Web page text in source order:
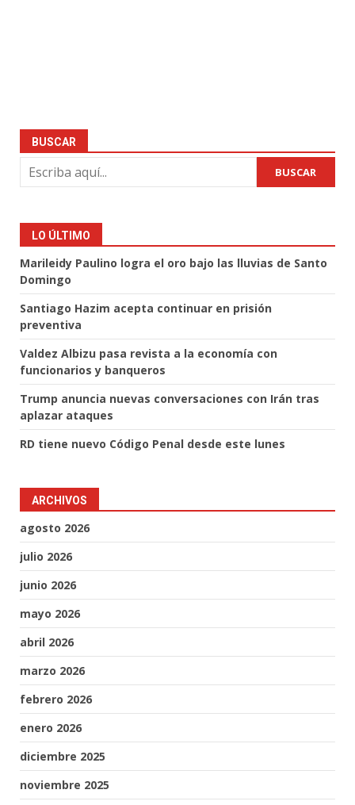
BUSCAR
BUSCAR
LO ÚLTIMO
Marileidy Paulino logra el oro bajo las lluvias de Santo
Domingo
Santiago Hazim acepta continuar en prisión
preventiva
Valdez Albizu pasa revista a la economía con
funcionarios y banqueros
Trump anuncia nuevas conversaciones con Irán tras
aplazar ataques
RD tiene nuevo Código Penal desde este lunes
ARCHIVOS
agosto 2026
julio 2026
junio 2026
mayo 2026
abril 2026
marzo 2026
febrero 2026
enero 2026
diciembre 2025
noviembre 2025